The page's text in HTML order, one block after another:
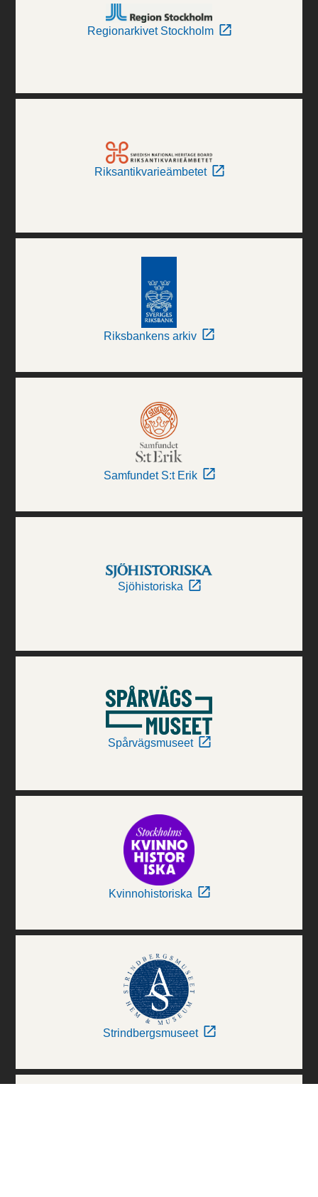
Regionarkivet Stockholm
Riksantikvarieämbetet
Riksbankens arkiv
Samfundet S:t Erik
Sjöhistoriska
Spårvägsmuseet
Kvinnohistoriska
Strindbergsmuseet